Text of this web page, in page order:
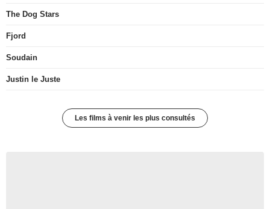
The Dog Stars
Fjord
Soudain
Justin le Juste
Les films à venir les plus consultés